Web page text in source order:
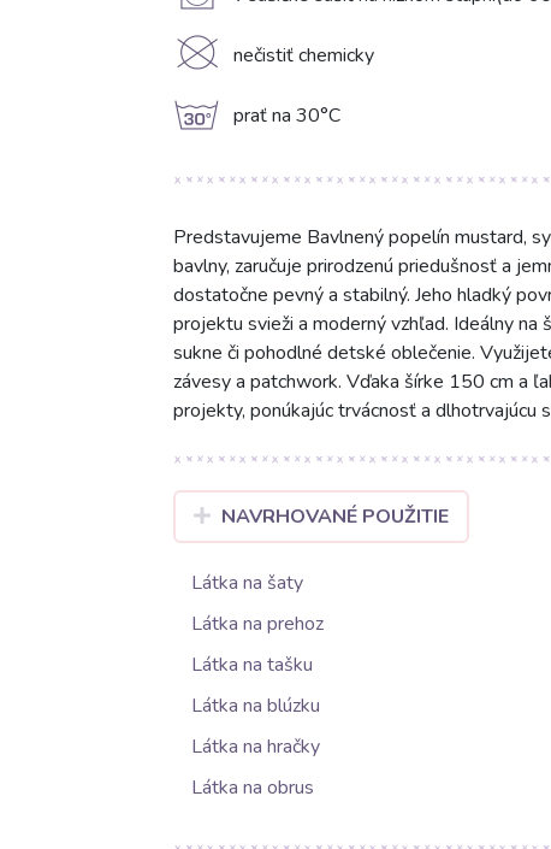
K nečistiť chemicky
g prať na 30°C
Predstavujeme Bavlnený popelín mustard,
bavlny, zaručuje prirodzenú priedušnosť a
dostatočne pevný a stabilný. Jeho hladký
projektu svieži a moderný vzhľad. Ideálny
sukne či pohodlné detské oblečenie.
závesy a patchwork. Vďaka šírke 150 cm a
projekty, ponúkajúc trvácnosť a dlhotrvajúcu
NAVRHOVANÉ POUŽITIE
Látka na šaty
Látka na prehoz
Látka na tašku
Látka na blúzku
Látka na hračky
Látka na obrus